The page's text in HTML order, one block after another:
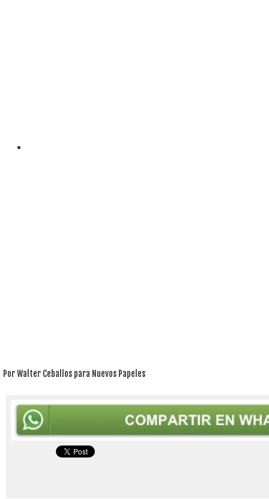
Por Walter Ceballos para Nuevos Papeles